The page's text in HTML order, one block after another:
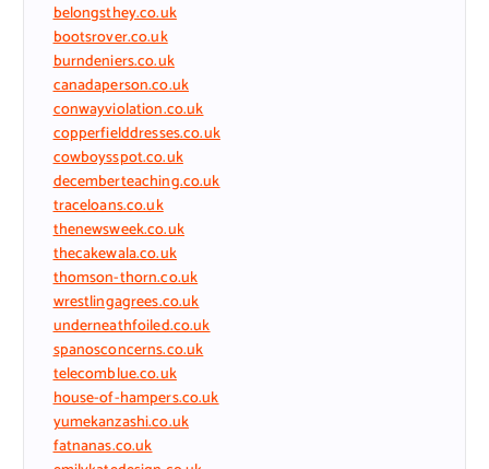
belongsthey.co.uk
bootsrover.co.uk
burndeniers.co.uk
canadaperson.co.uk
conwayviolation.co.uk
copperfielddresses.co.uk
cowboysspot.co.uk
decemberteaching.co.uk
traceloans.co.uk
thenewsweek.co.uk
thecakewala.co.uk
thomson-thorn.co.uk
wrestlingagrees.co.uk
underneathfoiled.co.uk
spanosconcerns.co.uk
telecomblue.co.uk
house-of-hampers.co.uk
yumekanzashi.co.uk
fatnanas.co.uk